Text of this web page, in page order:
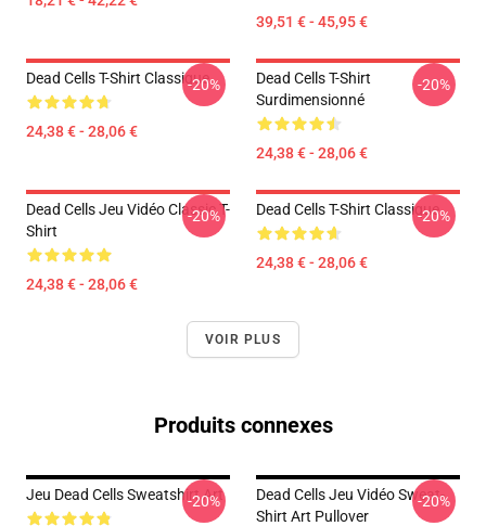
39,51 € - 45,95 €
Dead Cells T-Shirt Classique
24,38 € - 28,06 €
-20%
Dead Cells T-Shirt
Surdimensionné
24,38 € - 28,06 €
-20%
Dead Cells Jeu Vidéo Classic T-
Shirt
24,38 € - 28,06 €
-20% Dead Cells T-Shirt Classique
24,38 € - 28,06 €
-20%
VOIR PLUS
Produits connexes
Jeu Dead Cells Sweatshirt Art
-20%
Dead Cells Jeu Vidéo Sweat-
Shirt Art Pullover
-20%